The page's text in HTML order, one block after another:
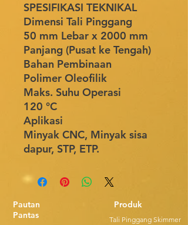
SPESIFIKASI TEKNIKAL
Dimensi Tali Pinggang
50 mm Lebar x 2000 mm
Panjang (Pusat ke Tengah)
Bahan Pembinaan
Polimer Oleofilik
Maks. Suhu Operasi
120 °C
Aplikasi
Minyak CNC, Minyak sisa
dapur, STP, ETP.
Pautan
Pantas
Produk
Tali Pinggang Skimmer